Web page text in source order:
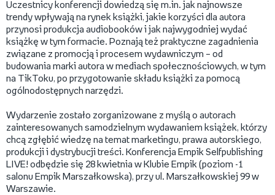
Uczestnicy konferencji dowiedzą się m.in. jak najnowsze
trendy wpływają na rynek książki, jakie korzyści dla autora
przynosi produkcja audiobooków i jak najwygodniej wydać
książkę w tym formacie. Poznają też praktyczne zagadnienia
związane z promocją i procesem wydawniczym – od
budowania marki autora w mediach społecznościowych, w tym
na TikToku, po przygotowanie składu książki za pomocą
ogólnodostępnych narzędzi.
Wydarzenie zostało zorganizowane z myślą o autorach
zainteresowanych samodzielnym wydawaniem książek, którzy
chcą zgłębić wiedzę na temat marketingu, prawa autorskiego,
produkcji i dystrybucji treści. Konferencja Empik Selfpublishing
LIVE! odbędzie się 28 kwietnia w Klubie Empik (poziom -1
salonu Empik Marszałkowska), przy ul. Marszałkowskiej 99 w
Warszawie.